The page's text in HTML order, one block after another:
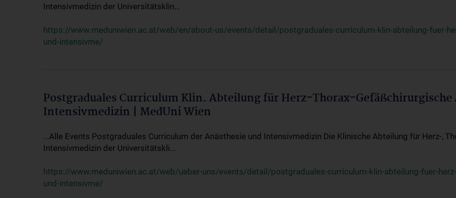
Intensivmedizin der Universitätsklin...
https://www.meduniwien.ac.at/web/en/about-us/events/detail/postgraduales-curriculum-klin-abteilung-fuer-
und-intensivme/
Postgraduales Curriculum Klin. Abteilung für Herz-Thorax-Gefäßchirurgische
Intensivmedizin | MedUni Wien
...Alle Events Postgraduales Curriculum der Anästhesie und Intensivmedizin Die Klinische Abteilung für Herz-,
Intensivmedizin der Universitätskli...
https://www.meduniwien.ac.at/web/ueber-uns/events/detail/postgraduales-curriculum-klin-abteilung-fuer-
und-intensivme/